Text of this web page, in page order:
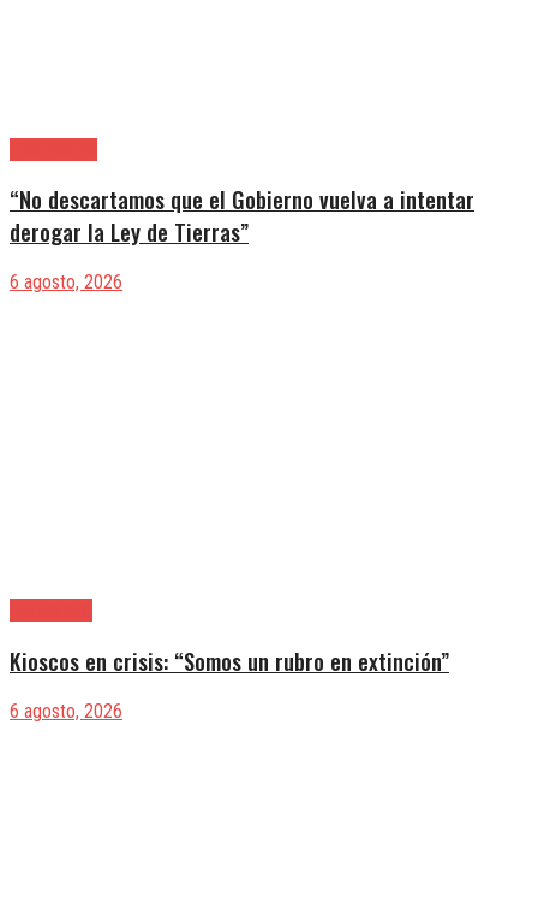
“No descartamos que el Gobierno vuelva a intentar
derogar la Ley de Tierras”
6 agosto, 2026
Kioscos en crisis: “Somos un rubro en extinción”
6 agosto, 2026